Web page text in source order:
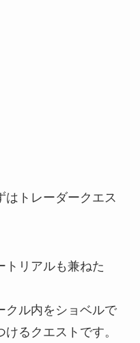
はトレーダークエス
トリアルも兼ねた
クル内をショベルで
るクエストです。